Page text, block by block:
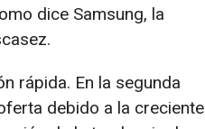
dice Samsung, la
rápida. En la segunda
debido a la creciente